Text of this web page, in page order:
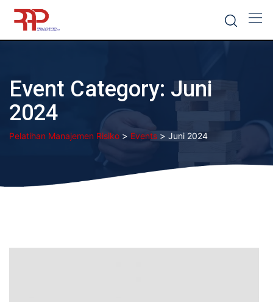
Skip
content
Event Category: Juni
2024
Pelatihan Manajemen Risiko > Events > Juni 2024